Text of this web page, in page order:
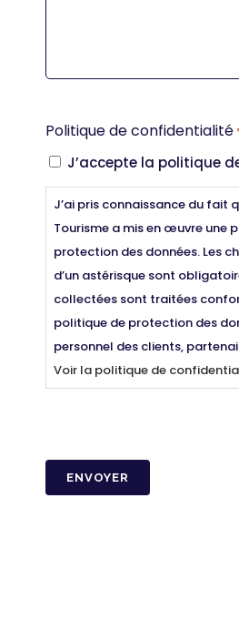
Politique de confidentialité
J’accepte la politique
J’ai pris connaissance du fait
Tourisme a mis en œuvre une
protection des données. Les
d’un astérisque sont
collectées sont traitées
politique de protection des
personnel des clients,
Voir la politique de